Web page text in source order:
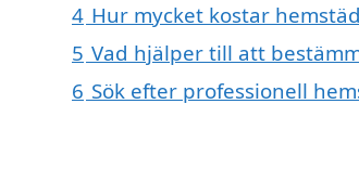
4 Hur mycket kostar
5 Vad hjälper till att
6 Sök efter professionell